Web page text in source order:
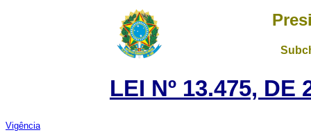
LEI Nº 13.475, DE
Vigência